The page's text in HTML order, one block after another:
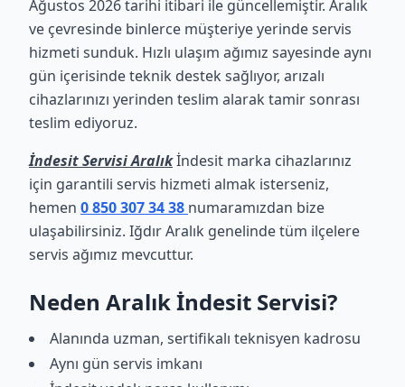
Ağustos 2026 tarihi itibari ile güncellemiştir. Aralık
ve çevresinde binlerce müşteriye yerinde servis
hizmeti sunduk. Hızlı ulaşım ağımız sayesinde aynı
gün içerisinde teknik destek sağlıyor, arızalı
cihazlarınızı yerinden teslim alarak tamir sonrası
teslim ediyoruz.
İndesit Servisi Aralıkİndesit marka cihazlarınız
için garantili servis hizmeti almak isterseniz,
hemen 0 850 307 34 38 numaramızdan bize
ulaşabilirsiniz. Iğdır Aralık genelinde tüm ilçelere
servis ağımız mevcuttur.
Neden Aralık İndesit Servisi?
Alanında uzman, sertifikalı teknisyen kadrosu
Aynı gün servis imkanı